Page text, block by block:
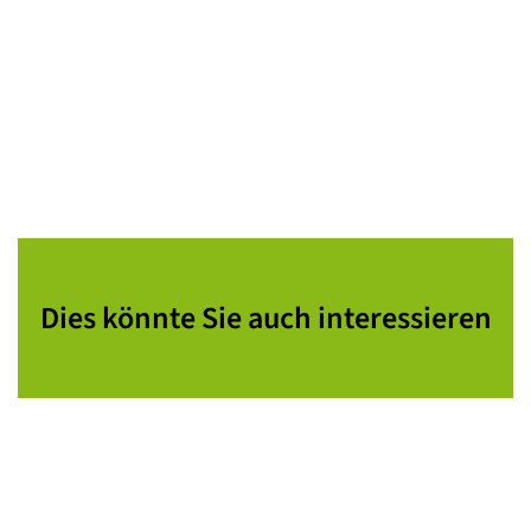
Dies könnte Sie auch interessieren